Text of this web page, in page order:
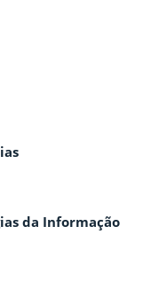
da Informação